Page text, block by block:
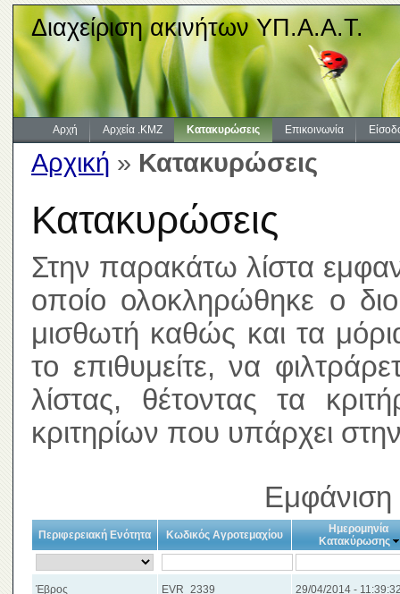
Διαχείριση ακινήτων ΥΠ.Α.Α.Τ.
Αρχή Αρχεία .KMZ Κατακυρώσεις Επικοινωνία
Αρχική » Κατακυρώσεις
Κατακυρώσεις
Στην παρακάτω λίστα
οποίο ολοκληρώθηκε ο
μισθωτή καθώς και τα
το επιθυμείτε, να
λίστας, θέτοντας τα
κριτηρίων που υπάρχει
Περιφερειακή Ενότητα Κωδικός Αγροτεμαχίου
Ημερομηνία
Κατακύρωσης
Έβρος EVR_2339
29/04/2014 -